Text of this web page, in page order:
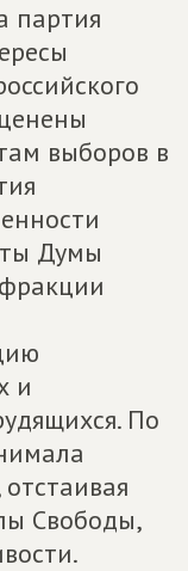
партия
выборов в
Думы
и
По
Свободы,